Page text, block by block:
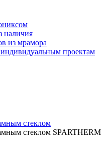
наличия
из мрамора
проектам
стеклом
стеклом SPARTHERM